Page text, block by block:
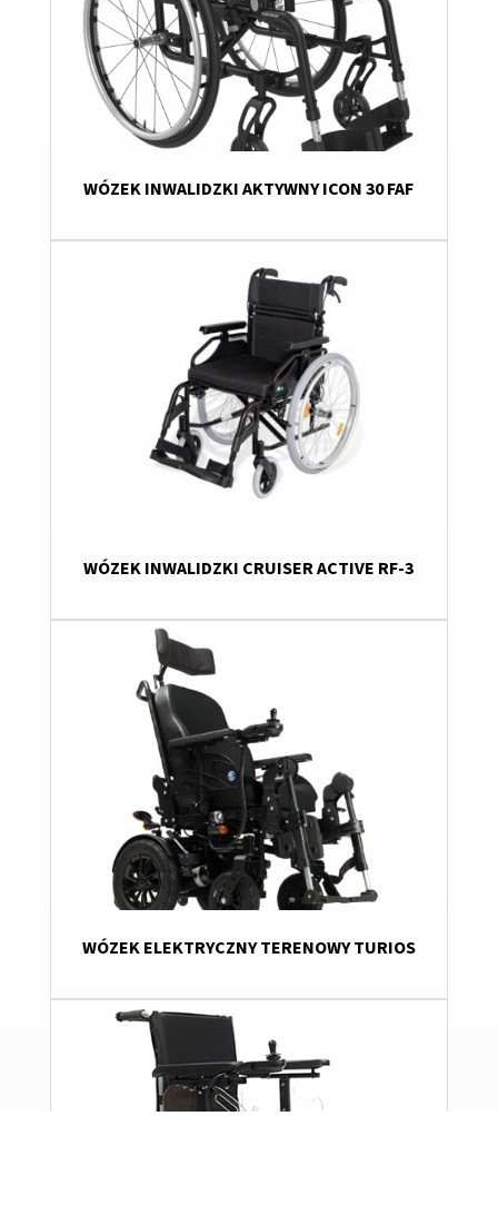
WÓZEK INWALIDZKI AKTYWNY ICON 30 FAF
WÓZEK INWALIDZKI CRUISER ACTIVE RF-3
WÓZEK ELEKTRYCZNY TERENOWY TURIOS